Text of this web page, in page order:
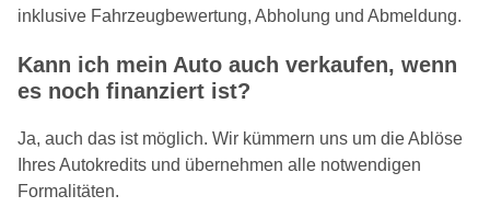
inklusive Fahrzeugbewertung, Abholung und Abmeldung.
Kann ich mein Auto auch verkaufen, wenn
es noch finanziert ist?
Ja, auch das ist möglich. Wir kümmern uns um die Ablöse
Ihres Autokredits und übernehmen alle notwendigen
Formalitäten.